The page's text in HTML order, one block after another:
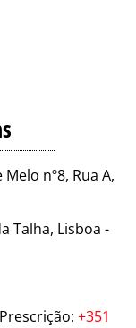
nº8, Rua A,
Talha, Lisboa -
: +351